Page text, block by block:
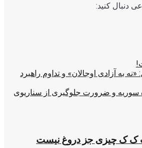
دنبال کنید:
«نه به آزادی اوجالان» و تداوم راهبرد
سوریه و ضرورت جلوگیری از سناریوی
ک ک چیزی جز دروغ نیست